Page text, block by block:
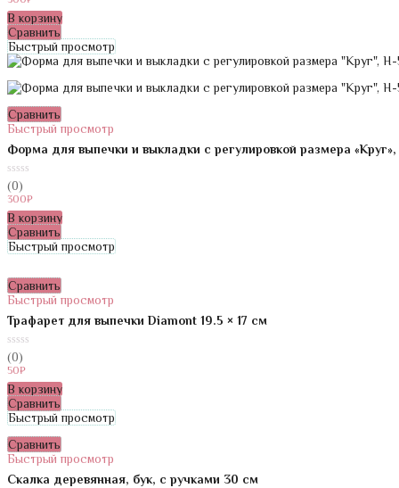
5
В корзину
Сравнить
Быстрый просмотр
Сравнить
Быстрый просмотр
Форма для выпечки и выкладки с регулировкой размера
0
из
5
(0)
300₽
В корзину
Сравнить
Быстрый просмотр
Сравнить
Быстрый просмотр
Трафарет для выпечки Diamont 19.5 × 17 см
0
из
5
(0)
50₽
В корзину
Сравнить
Быстрый просмотр
Сравнить
Быстрый просмотр
Скалка деревянная, бук, с ручками 30 см